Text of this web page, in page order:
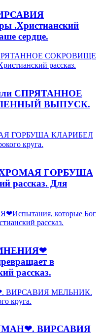
.Христианский
сердце.
СОКРОВИЩЕ
рассказ.
СПРЯТАННОЕ
ВЫПУСК.
ГОРБУША КЛАРИБЕЛ
круга.
ГОРБУША
рассказ. Для
которые Бог
рассказ.
в
рассказ.
ВИРСАВИЯ МЕЛЬНИК.
круга.
ВИРСАВИЯ